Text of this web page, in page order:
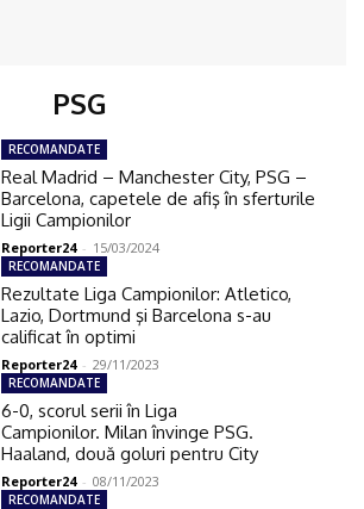
PSG
RECOMANDATE
Real Madrid – Manchester City, PSG –
Barcelona, capetele de afiş în sferturile
Ligii Campionilor
Reporter24 - 15/03/2024
RECOMANDATE
Rezultate Liga Campionilor: Atletico,
Lazio, Dortmund şi Barcelona s-au
calificat în optimi
Reporter24 - 29/11/2023
RECOMANDATE
6-0, scorul serii în Liga
Campionilor. Milan învinge PSG.
Haaland, două goluri pentru City
Reporter24 - 08/11/2023
RECOMANDATE